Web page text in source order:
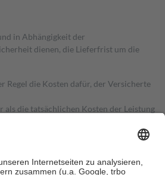
in Abhängigkeit der
dienen, die Lieferfrist um die
Regel die Kosten dafür, der Versicherte
als die tatsächlichen Kosten der Leistung